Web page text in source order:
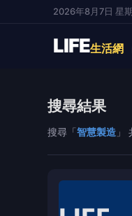
2026年8月7日 星
LIFE生活網
搜尋結果
搜尋「智慧製造 」